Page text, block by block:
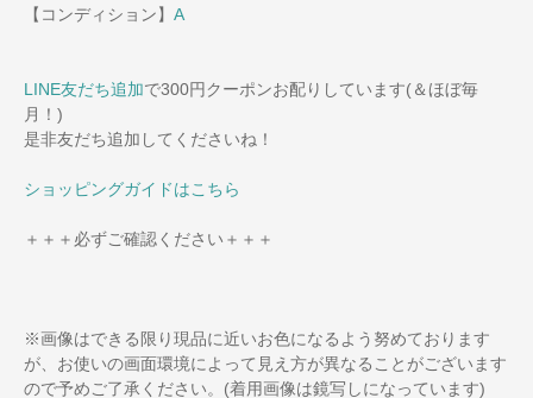
【コンディション】 A
LINE友だち追加で300円クーポンお配りしています(＆ほぼ毎
月！)
是非友だち追加してくださいね！
ショッピングガイドはこちら
＋＋＋必ずご確認ください＋＋＋
※画像はできる限り現品に近いお色になるよう努めております
が、お使いの画面環境によって見え方が異なることがございます
ので予めご了承ください。(着用画像は鏡写しになっています)